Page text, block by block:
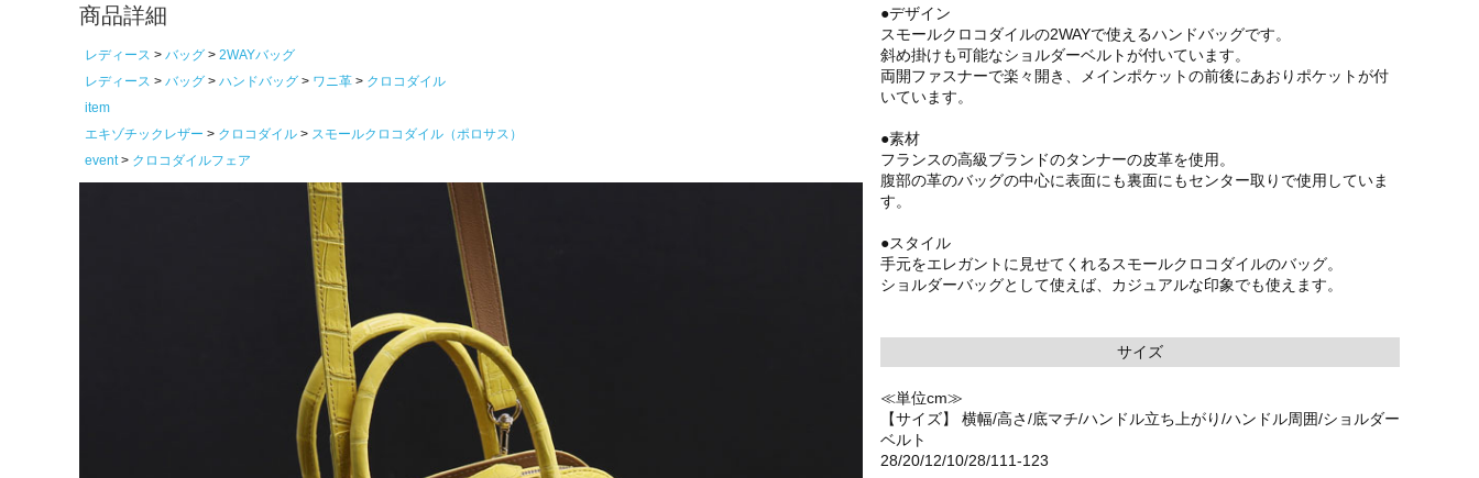
商品詳細
レディース バッグ
2WAYバッグ
レディース
バッグ ハンドバッグ ワニ革
クロコダイル
item
エキゾチックレザー
クロコダイル
スモールクロコダイル（ポロサス）
event
クロコダイルフェア
●デザイン
スモールクロコダイルの2WAYで使えるハンドバッグです。
斜め掛けも可能なショルダーベルトが付いています。
両開ファスナーで楽々開き、メインポケットの前後にあおりポケットが付
いています。
●素材
フランスの高級ブランドのタンナーの皮革を使用。
腹部の革のバッグの中心に表面にも裏面にもセンター取りで使用していま
す。
●スタイル
手元をエレガントに見せてくれるスモールクロコダイルのバッグ。
ショルダーバッグとして使えば、カジュアルな印象でも使えます。
サイズ
≪単位cm≫
【サイズ】 横幅/高さ/底マチ/ハンドル立ち上がり/ハンドル周囲/ショルダー
ベルト
28/20/12/10/28/111-123